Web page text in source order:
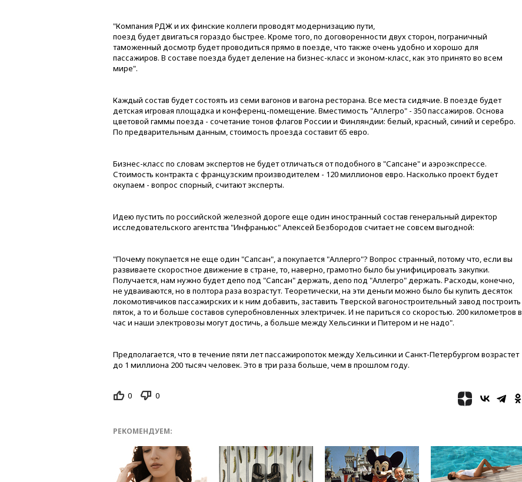
16:16 Движение по
Крымскому мосту
перекрывали второй раз за
день
шести до 12 лет колонии
15:45Верховный суд 10
15:35Четыре человека
пострадали при пожаре на
возобновит ежедневные
рейсы в Абу-Даби
объединились в военный
альянс
14:39 Экс-издатель Popcorn
Books получил условный срок
по делу о пропаганде ЛГБТ
товаров для параллельного
импорта
одобрил открытие сезона на
105 пляжах в Анапе
13:57
Wildberries запустит
программу по открытию
"Компания РДЖ и их финские коллеги проводят модернизацию пути,
поезд будет двигаться гораздо быстрее. Кроме того, по договоренности двух сторон, пограничный
таможенный досмотр будет проводиться прямо в поезде, что также очень удобно и хорошо для
пассажиров. В составе поезда будет деление на бизнес-класс и эконом-класс, как это принято во всем
мире".
Каждый состав будет состоять из семи вагонов и вагона ресторана. Все места сидячие. В поезде будет
детская игровая площадка и конференц-помещение. Вместимость "Аллегро" - 350 пассажиров. Основа
цветовой гаммы поезда - сочетание тонов флагов России и Финляндии: белый, красный, синий и серебро.
По предварительным данным, стоимость проезда составит 65 евро.
Бизнес-класс по словам экспертов не будет отличаться от подобного в "Сапсане" и аэроэкспрессе.
Стоимость контракта с французским производителем - 120 миллионов евро. Насколько проект будет
окупаем - вопрос спорный, считают эксперты.
Идею пустить по российской железной дороге еще один иностранный состав генеральный директор
исследовательского агентства "Инфраньюс" Алексей Безбородов считает не совсем выгодной:
"Почему покупается не еще один "Сапсан", а покупается "Аллерго"? Вопрос странный, потому что, если вы
развиваете скоростное движение в стране, то, наверно, грамотно было бы унифицировать закупки.
Получается, нам нужно будет депо под "Сапсан" держать, депо под "Аллегро" держать. Расходы, конечно,
не удваиваются, но в полтора раза возрастут. Теоретически, на эти деньги можно было бы купить десяток
локомотивчиков пассажирских и к ним добавить, заставить Тверской вагоностроительный завод построить
пяток, а то и больше составов суперобновленных электричек. И не париться со скоростью. 200 километров в
час и наши электровозы могут достичь, а больше между Хельсинки и Питером и не надо".
Предполагается, что в течение пяти лет пассажиропоток между Хельсинки и Санкт-Петербургом возрастет
до 1 миллиона 200 тысяч человек. Это в три раза больше, чем в прошлом году.
0 0
РЕКОМЕНДУЕМ: